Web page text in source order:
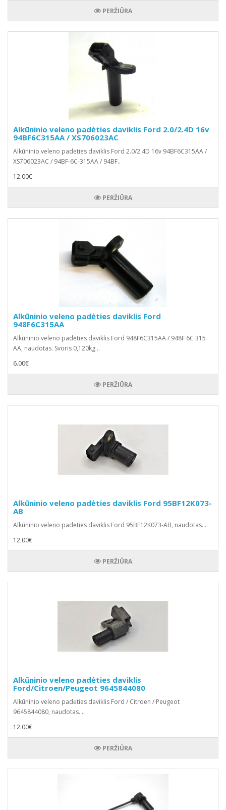
PERŽIŪRA
Alkūninio veleno padėties daviklis Ford 2.0/2.4D 16v
94BF6C315AA / XS706023AC
Alkūninio veleno padėties daviklis Ford 2.0/2.4D 16v 94BF6C315AA /
XS706023AC / 94BF-6C-315AA / 94BF..
12.00€
PERŽIŪRA
Alkūninio veleno padėties daviklis Ford
948F6C315AA
Alkūninio veleno padėties daviklis Ford 948F6C315AA / 948F 6C 315
AA, naudotas. Svoris 0,120kg ..
6.00€
PERŽIŪRA
Alkūninio veleno padėties daviklis Ford 95BF12K073-
AB
Alkūninio veleno padėties daviklis Ford 95BF12K073-AB, naudotas. ..
12.00€
PERŽIŪRA
Alkūninio veleno padėties daviklis
Ford/Citroen/Peugeot 9645844080
Alkūninio veleno padėties daviklis Ford / Citroen / Peugeot
9645844080, naudotas. ..
12.00€
PERŽIŪRA